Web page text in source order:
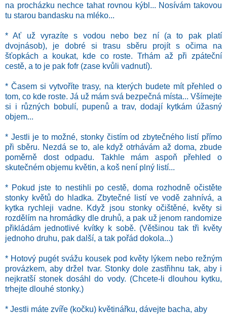
na procházku nechce tahat rovnou kýbl... Nosívám takovou
tu starou bandasku na mléko...
* Ať už vyrazíte s vodou nebo bez ní (a to pak platí
dvojnásob), je dobré si trasu sběru projít s očima na
šťopkách a koukat, kde co roste. Trhám až při zpáteční
cestě, a to je pak fofr (zase kvůli vadnutí).
* Časem si vytvoříte trasy, na kterých budete mít přehled o
tom, co kde roste. Já už mám svá bezpečná místa... Všímejte
si i různých bobulí, pupenů a trav, dodají kytkám úžasný
objem...
* Jestli je to možné, stonky čistím od zbytečného listí přímo
při sběru. Nezdá se to, ale když otrhávám až doma, zbude
poměrně dost odpadu. Takhle mám aspoň přehled o
skutečném objemu květin, a koš není plný listí...
* Pokud jste to nestihli po cestě, doma rozhodně očistěte
stonky květů do hladka. Zbytečné listí ve vodě zahnívá, a
kytka rychleji vadne. Když jsou stonky očištěné, květy si
rozdělím na hromádky dle druhů, a pak už jenom randomize
přikládám jednotlivé kvítky k sobě. (Většinou tak tři květy
jednoho druhu, pak další, a tak pořád dokola...)
* Hotový pugét svážu kousek pod květy lýkem nebo režným
provázkem, aby držel tvar. Stonky dole zastřihnu tak, aby i
nejkratší stonek dosáhl do vody. (Chcete-li dlouhou kytku,
trhejte dlouhé stonky.)
* Jestli máte zvíře (kočku) květinářku, dávejte bacha, aby